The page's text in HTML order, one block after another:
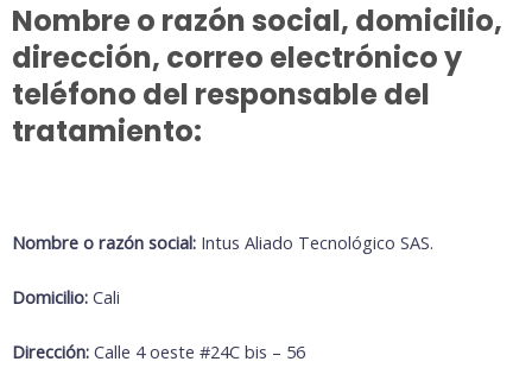
Nombre o razón social, domicilio,
dirección, correo electrónico y
teléfono del responsable del
tratamiento:
Nombre o razón social: Intus Aliado Tecnológico SAS.
Domicilio: Cali
Dirección: Calle 4 oeste #24C bis – 56